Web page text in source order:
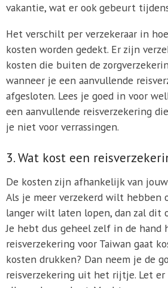
vakantie, wat er ook gebeurt
Het verschilt per verzekeraar in
kosten worden gedekt. Er zijn
kosten die buiten de
wanneer je een aanvullende
afgesloten. Lees je goed in voor
een aanvullende reisverzekering
je niet voor verrassingen.
3. Wat kost een
De kosten zijn afhankelijk van
Als je meer verzekerd wilt hebben
langer wilt laten lopen, dan zal dit
Je hebt dus geheel zelf in de hand
reisverzekering voor Taiwan gaat
kosten drukken? Dan neem je de
reisverzekering uit het rijtje. Let